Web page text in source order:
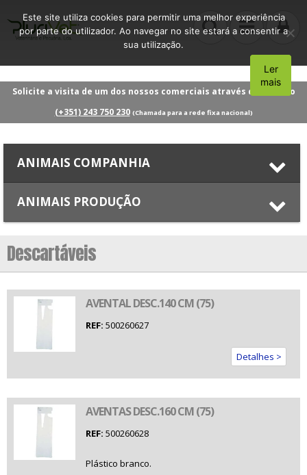
Solicite a visita de um dos nossos comerciais através do número
(+351) 243 750 230 (Chamada para a rede fixa nacional)
ANIMAIS COMPANHIA
ANIMAIS PRODUÇÃO
Descartáveis
AVENTAL DESC.140 CM (75)
REF: 500260627
Detalhes >
AVENTAS DESC.160 CM (75)
REF: 500260628
Plástico branco.
Este site utiliza cookies para permitir uma melhor experiência
por parte do utilizador. Ao navegar no site estará a consentir a
sua utilização.
Aceito
Ler
mais